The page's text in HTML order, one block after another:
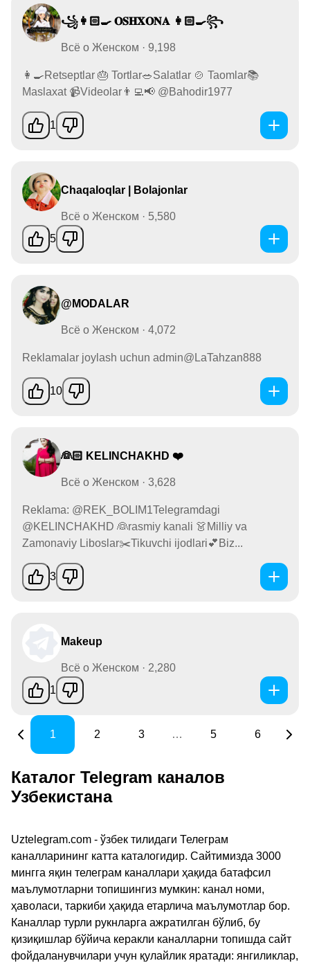
꧁👩🏻‍🍳 𝐎𝐒𝐇𝐗𝐎𝐍𝐀 👩🏻‍🍳꧂
Всё о Женском · 9,198
👩‍🍳Retseptlar 🎂 Tortlar🥗Salatlar 🍲 Taomlar📚
Maslaxat 📹Videolar👨‍💻📢 @Bahodir1977
1
Chaqaloqlar | Bolajonlar
Всё о Женском · 5,580
5
@MODALAR
Всё о Женском · 4,072
Reklamalar joylash uchun admin@LaTahzan888
10
👰🏻 KELINCHAKHD ❤️
Всё о Женском · 3,628
Reklama: @REK_BOLIM1Telegramdagi
@KELINCHAKHD 👰rasmiy kanali 👗Milliy va
Zamonaviy Liboslar✂️Tikuvchi ijodlari💕Biz...
3
Makeup
Всё о Женском · 2,280
1
1 2 3 … 5 6
Каталог Telegram каналов
Узбекистана
Uztelegram.com - ўзбек тилидаги Телеграм
каналларининг катта каталогидир. Сайтимизда 3000
мингга яқин телеграм каналлари ҳақида батафсил
маълумотларни топишингиз мумкин: канал номи,
ҳаволаси, таркиби ҳақида етарлича маълумотлар бор.
Каналлар турли рукнларга ажратилган бўлиб, бу
қизиқишлар бўйича керакли каналларни топишда сайт
фойдаланувчилари учун қулайлик яратади: янгиликлар,